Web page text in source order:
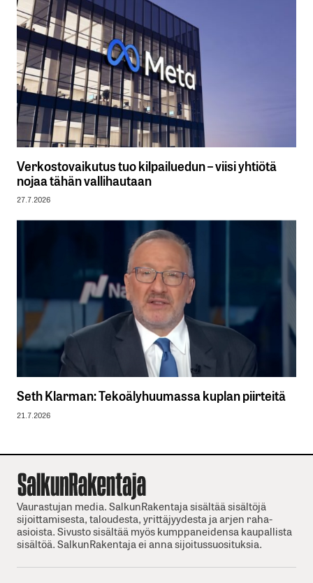
Verkostovaikutus tuo kilpailuedun – viisi yhtiötä
nojaa tähän vallihautaan
27.7.2026
Seth Klarman: Tekoälyhuumassa kuplan piirteitä
21.7.2026
Vaurastujan media. SalkunRakentaja sisältää sisältöjä
sijoittamisesta, taloudesta, yrittäjyydesta ja arjen raha-
asioista. Sivusto sisältää myös kumppaneidensa kaupallista
sisältöä. SalkunRakentaja ei anna sijoitussuosituksia.